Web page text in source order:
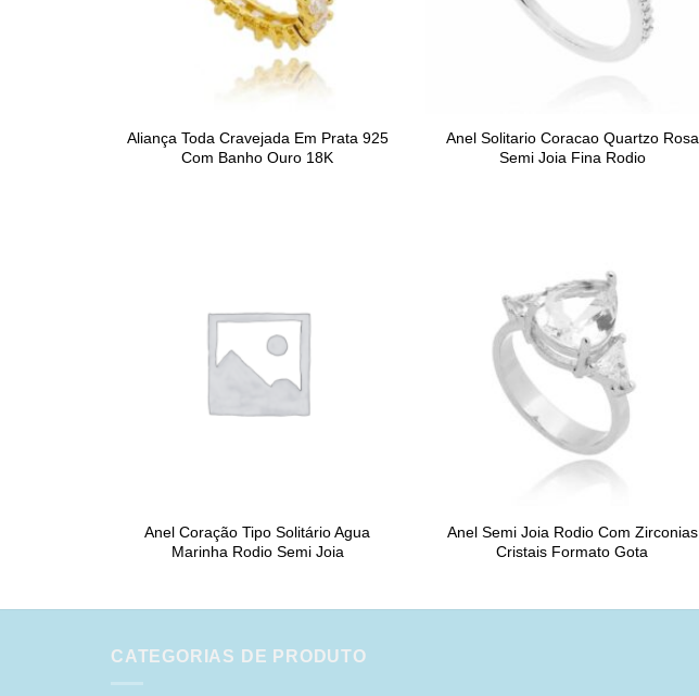
Aliança Toda Cravejada Em Prata 925
Com Banho Ouro 18K
Anel Solitario Coracao Quartzo Rosa
Semi Joia Fina Rodio
Anel Coração Tipo Solitário Agua
Marinha Rodio Semi Joia
Anel Semi Joia Rodio Com Zirconias
Cristais Formato Gota
CATEGORIAS DE PRODUTO